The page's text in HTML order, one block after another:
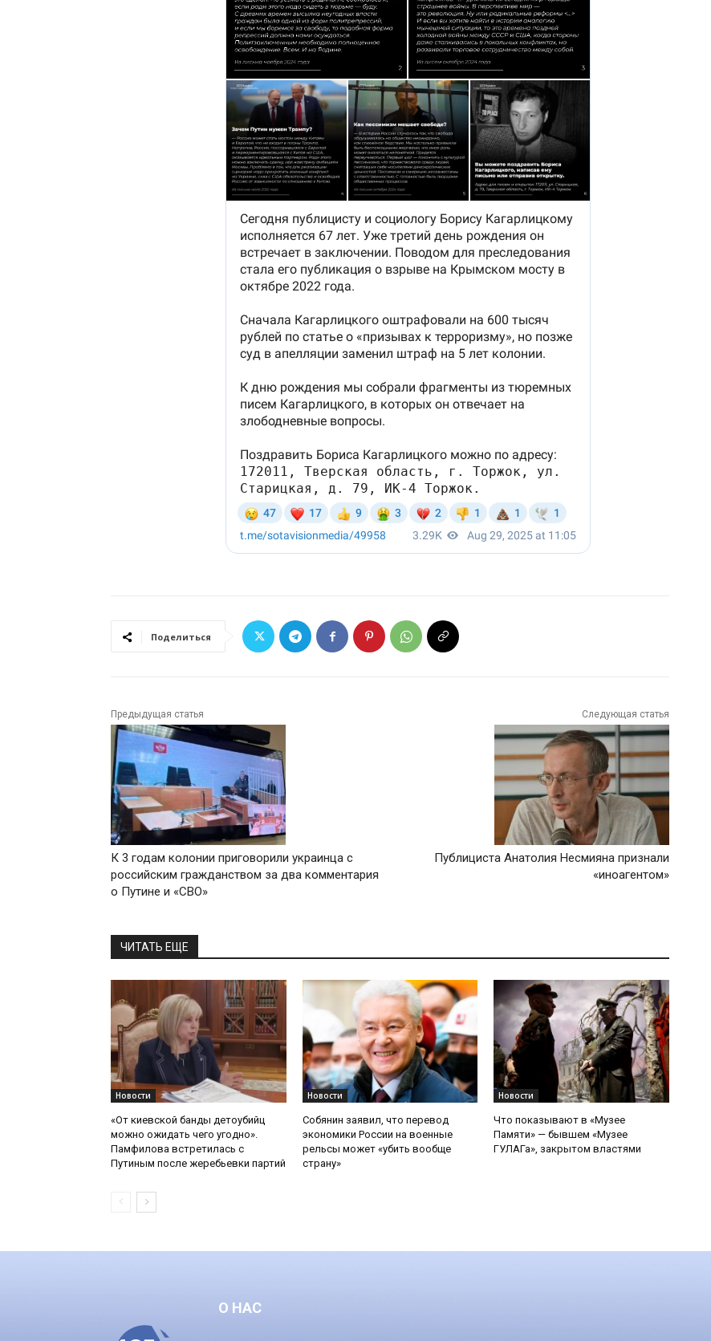
Поделиться
Предыдущая статья
К 3 годам колонии приговорили украинца с
российским гражданством за два комментария
о Путине и «СВО»
Следующая статья
Публициста Анатолия Несмияна признали
«иноагентом»
ЧИТАТЬ ЕЩЕ
Новости
«От киевской банды детоубийц
можно ожидать чего угодно».
Памфилова встретилась с
Путиным после жеребьевки партий
Новости
Собянин заявил, что перевод
экономики России на военные
рельсы может «убить вообще
страну»
Новости
Что показывают в «Музее
Памяти» — бывшем «Музее
ГУЛАГа», закрытом властями
О НАС